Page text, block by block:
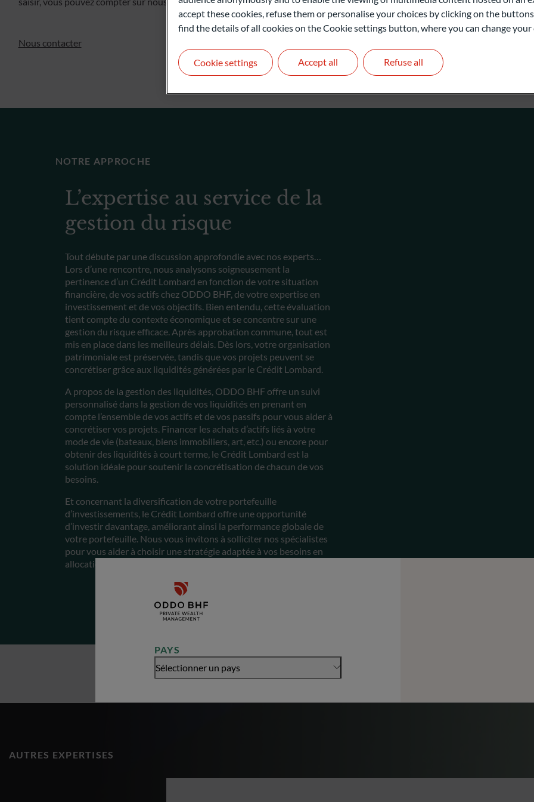
PAYS
Sélectionner un pays
Nous contacter
NOTRE APPROCHE
L’expertise au service de la
gestion du risque
Tout débute par une discussion approfondie avec nos experts…
Lors d’une rencontre, nous analysons soigneusement la
pertinence d’un Crédit Lombard en fonction de votre situation
financière, de vos actifs chez ODDO BHF, de votre expertise en
investissement et de vos objectifs. Bien entendu, cette évaluation
tient compte du contexte économique et se concentre sur une
gestion du risque efficace. Après approbation commune, tout est
mis en place dans les meilleurs délais. Dès lors, votre organisation
patrimoniale est préservée, tandis que vos projets peuvent se
concrétiser grâce aux liquidités générées par le Crédit Lombard.
A propos de la gestion des liquidités, ODDO BHF offre un suivi
personnalisé dans la gestion de vos liquidités en prenant en
compte l’ensemble de vos actifs et de vos passifs pour vous aider à
concrétiser vos projets. Financer les achats d’actifs liés à votre
mode de vie (bateaux, biens immobiliers, art, etc.) ou encore pour
obtenir des liquidités à court terme, le Crédit Lombard est la
solution idéale pour soutenir la concrétisation de chacun de vos
besoins.
Et concernant la diversification de votre portefeuille
d’investissements, le Crédit Lombard offre une opportunité
d’investir davantage, améliorant ainsi la performance globale de
votre portefeuille. Nous vous invitons à solliciter nos spécialistes
pour vous aider à choisir une stratégie adaptée à vos besoins en
allocation d’actifs et gestion des risques.
AUTRES EXPERTISES
accept these cookies, refuse them or personalise your choices by clicking on the
find the details of all cookies on the Cookie settings button, where you can change your
Cookie settings Refuse all
Accept all